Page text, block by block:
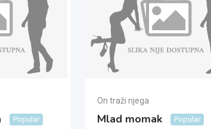
Popular
On traži njega
Mlad momak Popular